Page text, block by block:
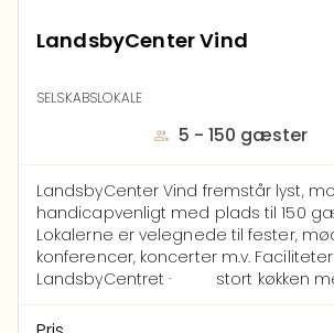
LandsbyCenter Vind
SELSKABSLOKALE
5 - 150 gæster
LandsbyCenter Vind fremstår lyst,
handicapvenligt med plads til 150
Lokalerne er velegnede til fester,
konferencer, koncerter m.v. Faciliteter
LandsbyCentret · stort køkken
kaffemaskine m.v.